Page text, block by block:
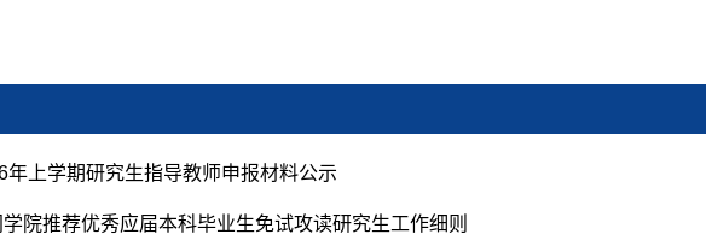
年上学期研究生指导教师申报材料公示
院推荐优秀应届本科毕业生免试攻读研究生工作细则